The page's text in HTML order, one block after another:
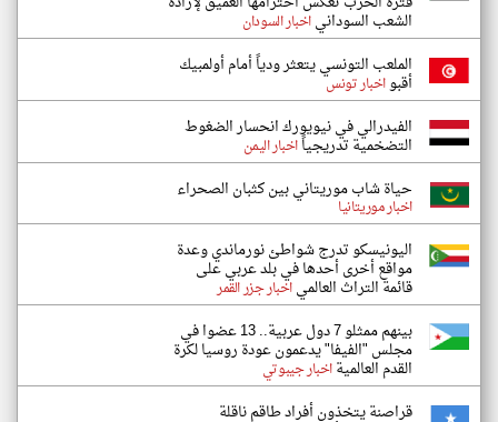
الشعب السودانياخبار السودان
الملعب التونسي يتعثر ودياً أمام أولمبيك
أقبواخبار تونس
الفيدرالي في نيويورك انحسار الضغوط
التضخمية تدريجياًاخبار اليمن
حياة شاب موريتاني بين كثبان الصحراء
اخبار موريتانيا
اليونيسكو تدرج شواطئ نورماندي وعدة
مواقع أخرى أحدها في بلد عربي على
قائمة التراث العالمياخبار جزر القمر
بينهم ممثلو 7 دول عربية.. 13 عضوا في
مجلس "الفيفا" يدعمون عودة روسيا لكرة
القدم العالميةاخبار جيبوتي
قراصنة يتخذون أفراد طاقم ناقلة